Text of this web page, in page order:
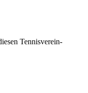
Tennisverein-